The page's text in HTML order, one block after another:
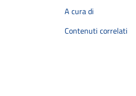
A cura di
Contenuti correlati